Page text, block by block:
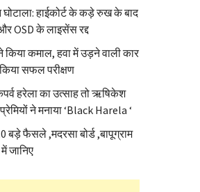
हाईकोर्ट के कड़े रुख के बाद
OSD के लाइसेंस रद्द
किया कमाल, हवा में उड़ने वाली कार
सफल परीक्षण
हरेला का उत्साह तो ऋषिकेश
प्रेमियों ने मनाया ‘Black Harela ‘
बड़े फैसले ,मदरसा बोर्ड ,बापूग्राम
जानिए